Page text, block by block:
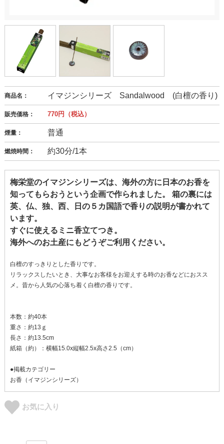
商品名： イマジンシリーズ Sandalwood (白檀の香り)
販売価格： 770円（税込）
煙量： 普通
燃焼時間： 約30分/1本
梅栄堂のイマジンシリーズは、海外の方に日本のお香を
知ってもらおうという企画で作られました。 箱の裏には
英、仏、独、西、日の５カ国語で香りの説明が書かれて
います。
すぐに使えるミニ香立てつき。
海外へのお土産にもどうぞご利用ください。
白檀のすっきりとした香りです。
リラックスしたいとき、大事なお客様をお迎えする時のお香などにおスス
メ。昔から人気の心落ち着く白檀の香りです。
本数：約40本
重さ：約13ｇ
長さ：約13.5cm
紙箱（約）：横幅15.0x縦幅2.5x高さ2.5（cm）
●掲載カテゴリー
お香（イマジンシリーズ）
お気に入り